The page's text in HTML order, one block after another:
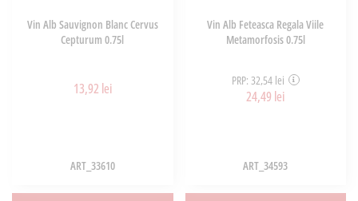
Vin Alb Sauvignon Blanc Cervus
Cepturum 0.75l
13,92 lei
ART_33610
Vin Alb Feteasca Regala Viile
Metamorfosis 0.75l
PRP: 32,54 lei
24,49 lei
ART_34593